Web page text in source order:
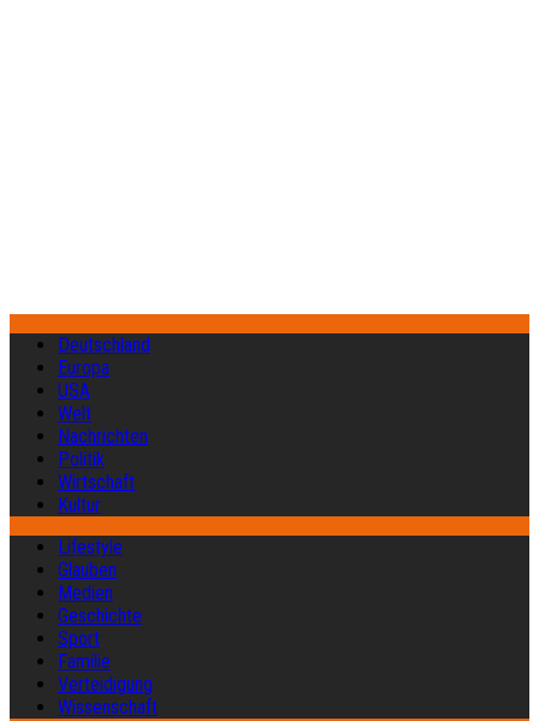
Deutschland
Europa
USA
Welt
Nachrichten
Politik
Wirtschaft
Kultur
Lifestyle
Glauben
Medien
Geschichte
Sport
Familie
Verteidigung
Wissenschaft